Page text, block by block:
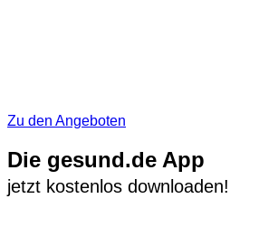
Zu den Angeboten
Die gesund.de App
jetzt kostenlos downloaden!